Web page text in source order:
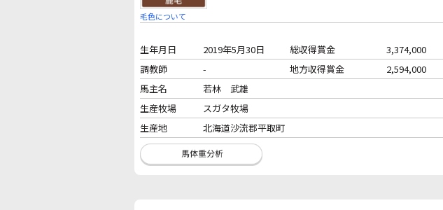
毛色について
生年月日 2019年5月30日 総収得賞金
3,374,000
調教師
- 地方収得賞金
2,594,000
馬主名
若林 武雄
生産牧場
スガタ牧場
生産地
北海道沙流郡平取町